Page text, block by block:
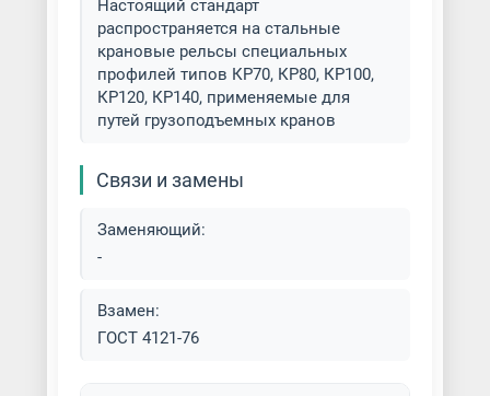
Настоящий стандарт
распространяется на стальные
крановые рельсы специальных
профилей типов КР70, КР80, КР100,
КР120, КР140, применяемые для
путей грузоподъемных кранов
Связи и замены
Заменяющий:
-
Взамен:
ГОСТ 4121-76